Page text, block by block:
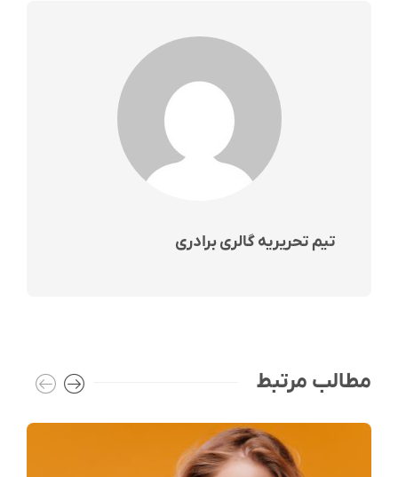
تیم تحریریه گالری برادری
مطالب مرتبط